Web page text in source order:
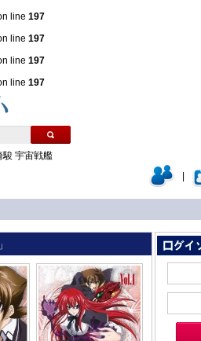
line 197
line 197
line 197
line 197
駿 宇宙戦艦